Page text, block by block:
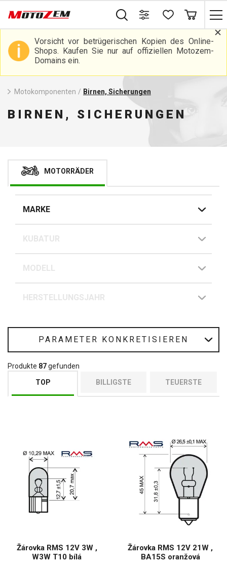
Vorsicht vor betrügerischen Kopien des Online-
Shops. Kaufen Sie nur auf offiziellen Motozem-
Domains ein.
Motokomponenten / Birnen, Sicherungen
BIRNEN, SICHERUNGEN
MOTORRÄDER
MARKE
KUBATUR
MODELL
HERSTELLUNGSJAHR
PARAMETER KONKRETISIEREN
Produkte 87gefunden
TOP
BILLIGSTE TEUERSTE
Žárovka RMS 12V 3W ,
W3W T10 bílá
Žárovka RMS 12V 21W ,
BA15S oranžová